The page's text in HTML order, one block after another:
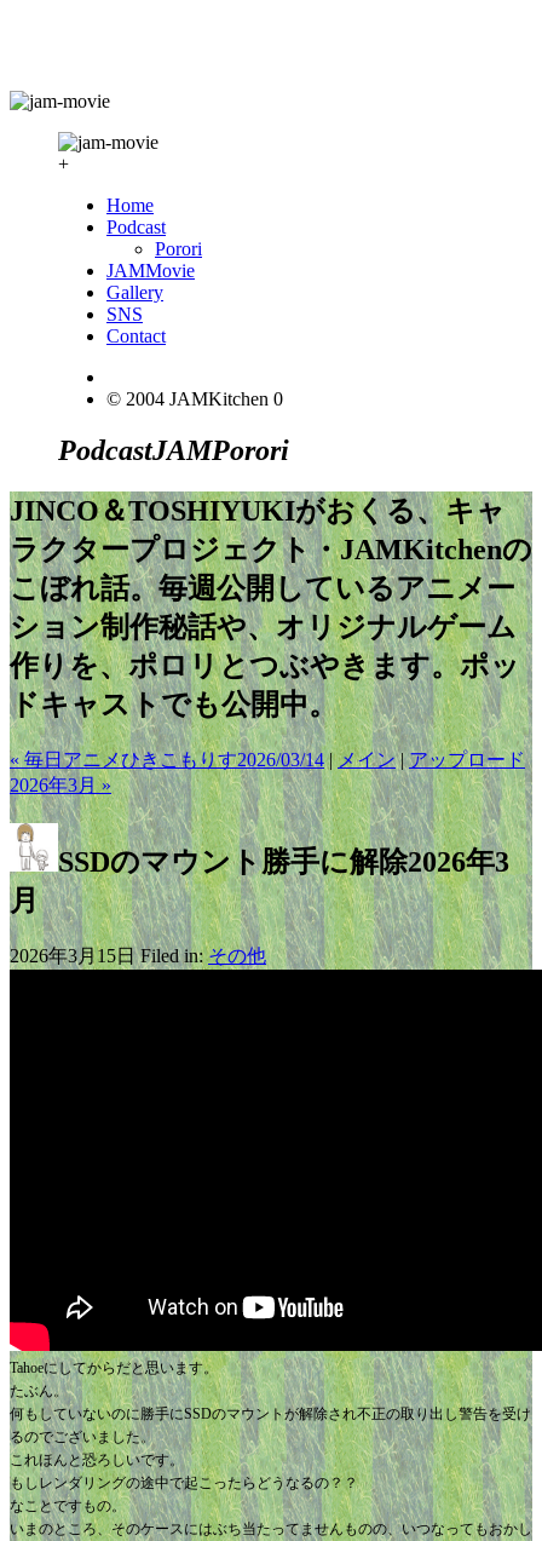
+
Home
Podcast
Porori
JAMMovie
Gallery
SNS
Contact
© 2004 JAMKitchen 0
PodcastJAMPorori
JINCO＆TOSHIYUKIがおくる、キャ
ラクタープロジェクト・JAMKitchenの
こぼれ話。毎週公開しているアニメー
ション制作秘話や、オリジナルゲーム
作りを、ポロリとつぶやきます。ポッ
ドキャストでも公開中。
« 毎日アニメひきこもりす2026/03/14|メイン|アップロード
2026年3月 »
SSDのマウント勝手に解除2026年3
月
2026年3月15日 Filed in:その他
Tahoeにしてからだと思います。
たぶん。
何もしていないのに勝手にSSDのマウントが解除され不正の取り出し警告を受け
るのでございました。
これほんと恐ろしいです。
もしレンダリングの途中で起こったらどうなるの？？
なことですもの。
いまのところ、そのケースにはぶち当たってませんものの、いつなってもおかし